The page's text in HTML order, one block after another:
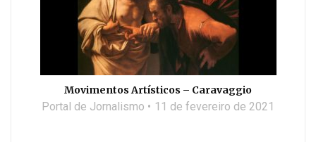
Movimentos Artísticos – Caravaggio
Portal de Jornalismo 11 de fevereiro de 2021